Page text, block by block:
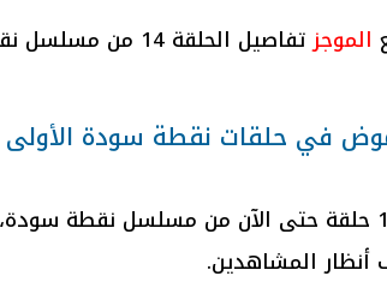
الموجز
تفاصيل الحلقة
في حلقات نقطة سودة الأولى
تم عرض 14 حلقة حتى الآن من مسلسل نقطة
المشاهدين.